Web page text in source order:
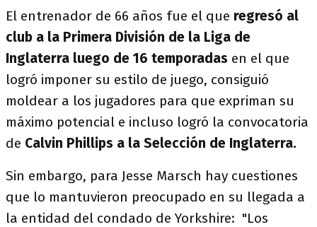
El entrenador de 66 años fue el que regresó al
club a la Primera División de la Liga de
Inglaterra luego de 16 temporadas en el que
logró imponer su estilo de juego, consiguió
moldear a los jugadores para que expriman su
máximo potencial e incluso logró la convocatoria
de Calvin Phillips a la Selección de Inglaterra.
Sin embargo, para Jesse Marsch hay cuestiones
que lo mantuvieron preocupado en su llegada a
la entidad del condado de Yorkshire: "Los